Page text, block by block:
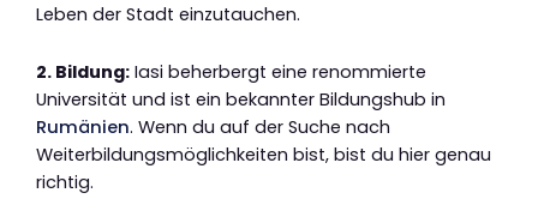
Leben der Stadt einzutauchen.
2. Bildung: Iasi beherbergt eine renommierte
Universität und ist ein bekannter Bildungshub in
Rumänien. Wenn du auf der Suche nach
Weiterbildungsmöglichkeiten bist, bist du hier genau
richtig.